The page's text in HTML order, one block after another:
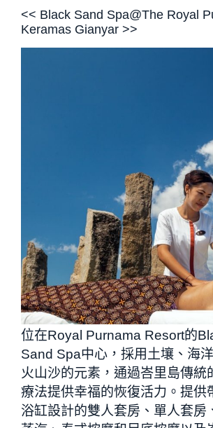
<< Black Sand Spa@The Royal
Keramas Gianyar >>
位在Royal Purnama Resort的
Sand Spa中心，採用土壤、海
火山沙的元素，通過峇里島傳統
療法提供幸福的恢復活力。提供
浴缸設計的雙人套房、單人套房